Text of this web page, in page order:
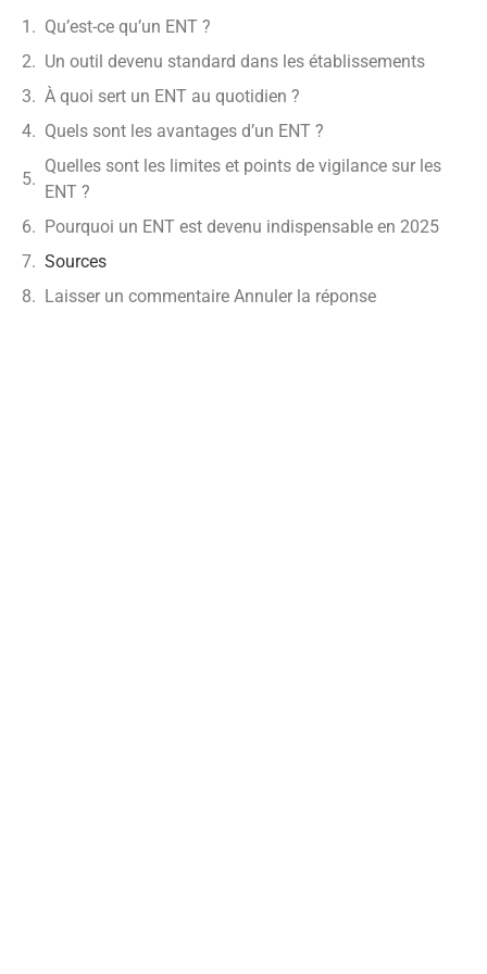
Qu’est-ce qu’un ENT ?
Un outil devenu standard dans les établissements
À quoi sert un ENT au quotidien ?
Quels sont les avantages d’un ENT ?
Quelles sont les limites et points de vigilance sur les
ENT ?
Pourquoi un ENT est devenu indispensable en 2025
Sources
Laisser un commentaire Annuler la réponse